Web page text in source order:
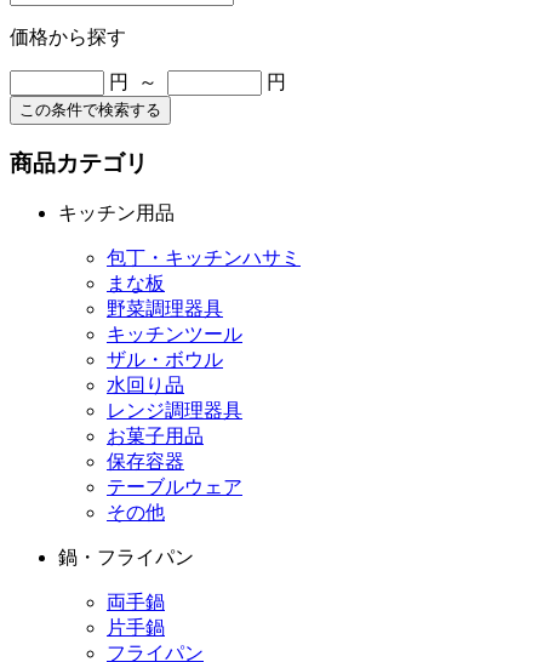
価格から探す
円 ～ 円
この条件で検索する
商品カテゴリ
キッチン用品
包丁・キッチンハサミ
まな板
野菜調理器具
キッチンツール
ザル・ボウル
水回り品
レンジ調理器具
お菓子用品
保存容器
テーブルウェア
その他
鍋・フライパン
両手鍋
片手鍋
フライパン